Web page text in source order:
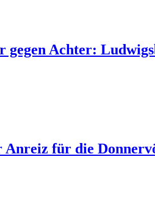
gegen Achter:
Anreiz für die